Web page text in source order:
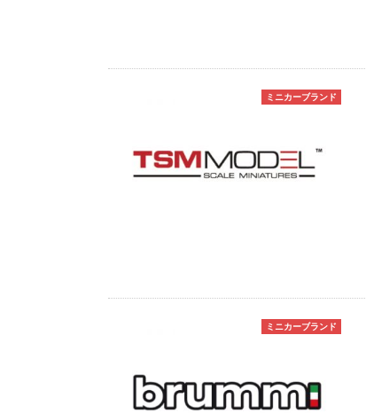
ミニカーブランド
ミニカーブランド